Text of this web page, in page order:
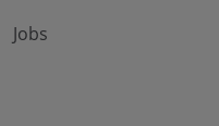
Jobs